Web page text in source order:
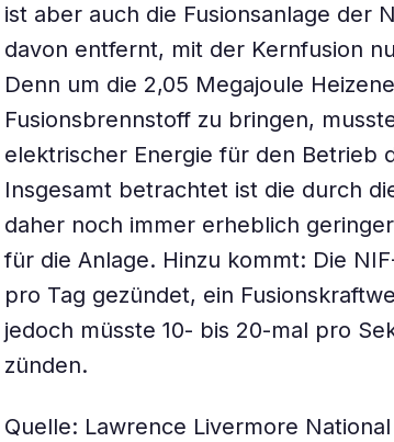
ist aber auch die Fusionsanlage der
davon entfernt, mit der Kernfusion
Denn um die 2,05 Megajoule
Fusionsbrennstoff zu bringen,
elektrischer Energie für den Betrieb
Insgesamt betrachtet ist die durch
daher noch immer erheblich
für die Anlage. Hinzu kommt: Die
pro Tag gezündet, ein
jedoch müsste 10- bis 20-mal pro
zünden.
Quelle: Lawrence Livermore